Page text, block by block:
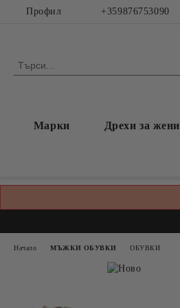
Профил +359876753090
Марки Дрехи за жени
Начало МЪЖКИ ОБУВКИ ОБУВКИ